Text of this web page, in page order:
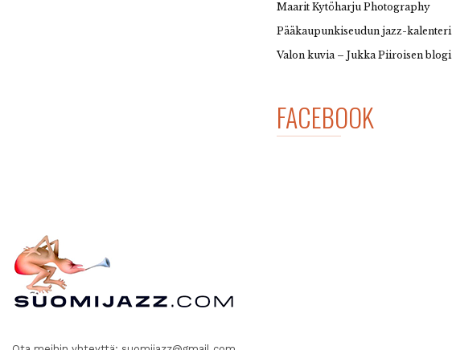
Maarit Kytöharju Photography
Pääkaupunkiseudun jazz-kalenteri
Valon kuvia – Jukka Piiroisen blogi
FACEBOOK